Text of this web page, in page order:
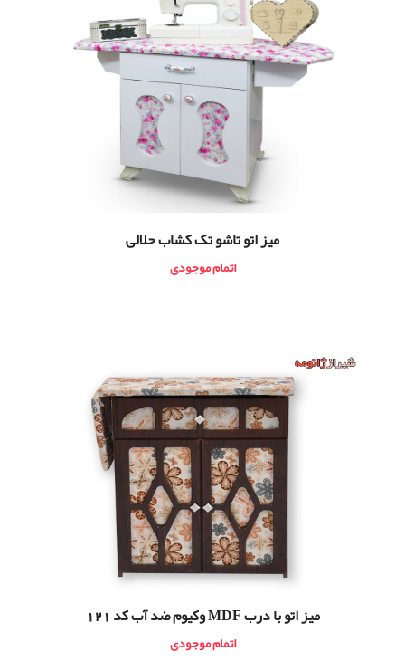
ميز اتو تاشو تک كشاب حلالی
اتمام موجودی
میز اتو با درب MDF وکیوم ضد آب کد 121
اتمام موجودی